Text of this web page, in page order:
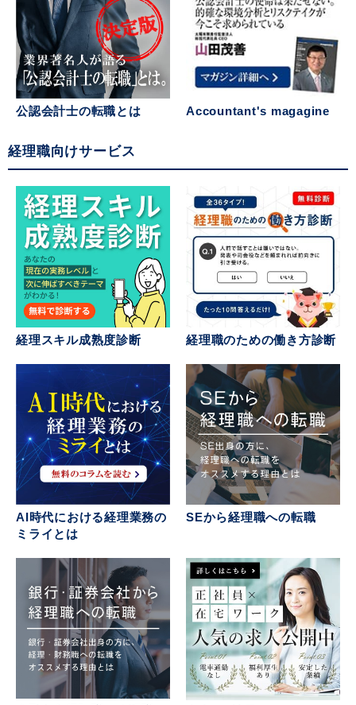
公認会計士の転職とは Accountant's magagine
経理職向けサービス
経理スキル成熟度診断 経理職のための働き方診断
AI時代における経理業務の
ミライとは
SEから経理職への転職